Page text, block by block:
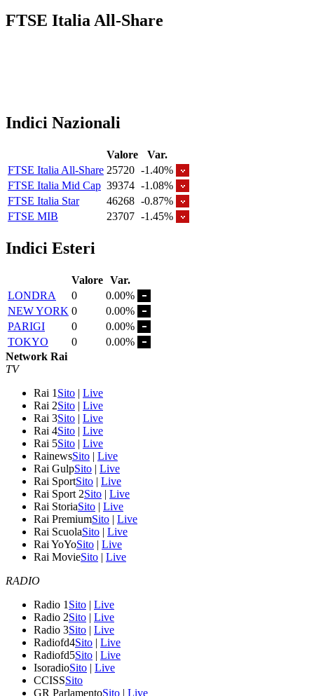
FTSE Italia All-Share
Indici Nazionali
Valore
Var.
FTSE Italia All-Share 25720 -1.40%
FTSE Italia Mid Cap 39374 -1.08%
FTSE Italia Star
46268 -0.87%
FTSE MIB
23707 -1.45%
Indici Esteri
Valore Var.
LONDRA
0
0.00%
NEW YORK 0
0.00%
PARIGI
0
0.00%
TOKYO
0
0.00%
Network Rai
TV
Rai 1 Sito | Live
Rai 2Sito | Live
Rai 3Sito | Live
Rai 4Sito | Live
Rai 5Sito | Live
RainewsSito | Live
Rai GulpSito | Live
Rai SportSito | Live
Rai Sport 2Sito | Live
Rai StoriaSito | Live
Rai PremiumSito | Live
Rai ScuolaSito | Live
Rai YoYoSito | Live
Rai MovieSito | Live
RADIO
Radio 1 Sito | Live
Radio 2Sito | Live
Radio 3Sito | Live
Radiofd4Sito | Live
Radiofd5Sito | Live
IsoradioSito | Live
CCISSSito
GR ParlamentoSito | Live